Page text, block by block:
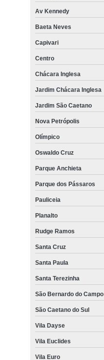
Av Kennedy
Baeta Neves
Capivari
Centro
Chácara Inglesa
Jardim Chácara Inglesa
Jardim São Caetano
Nova Petrópolis
Olímpico
Oswaldo Cruz
Parque Anchieta
Parque dos Pássaros
Pauliceia
Planalto
Rudge Ramos
Santa Cruz
Santa Paula
Santa Terezinha
São Bernardo do Campo
São Caetano do Sul
Vila Dayse
Vila Euclides
Vila Euro